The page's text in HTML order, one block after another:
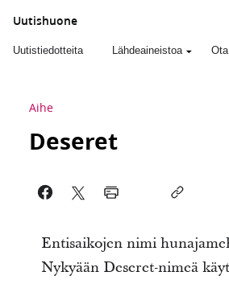
Uutishuone
Uutistiedotteita Lähdeaineistoa
Aihe
Deseret
Entisaikojen nimi
Nykyään Deseret-nimeä